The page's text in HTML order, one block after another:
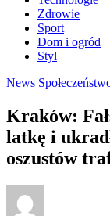
Zdrowie
Sport
Dom i ogród
Styl
News
Kraków:
latkę i
oszustów